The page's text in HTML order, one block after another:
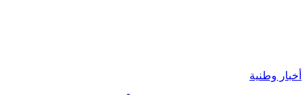
أخبار وطنية